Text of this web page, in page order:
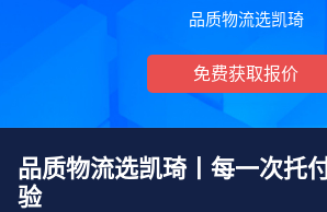
品质物流选凯琦
免费获取报价
品质物流选凯琦丨每一次托
验